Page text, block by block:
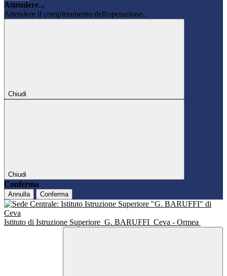
Attendere...
Attendere il completamento dell'operazione...
Chiudi
Chiudi
Conferma
Annulla Conferma
Istituto di Istruzione Superiore G. BARUFFI Ceva - Ormea